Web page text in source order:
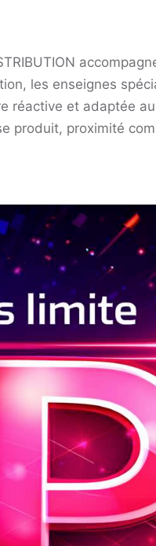
les enseignes
réactive et adaptée
produit, proximité